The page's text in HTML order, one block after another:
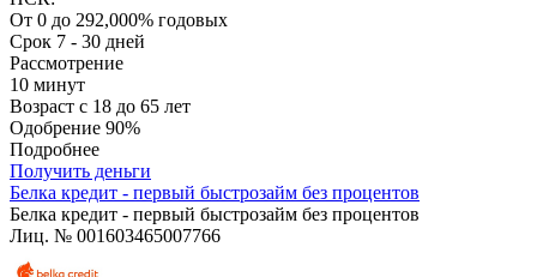
От 0 до 292,000% годовых
Срок 7 - 30 дней
Рассмотрение
10 минут
Возраст с 18 до 65 лет
Одобрение 90%
Подробнее
Получить деньги
Белка кредит - первый быстрозайм без процентов
Белка кредит - первый быстрозайм без процентов
Лиц. № 001603465007766